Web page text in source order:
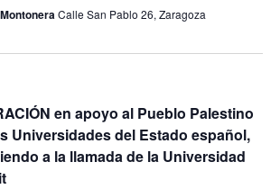
Calle San Pablo 26, Zaragoza
en apoyo al Pueblo Palestino
Universidades del Estado español,
a la llamada de la Universidad